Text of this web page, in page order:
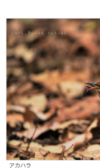
アカハラ